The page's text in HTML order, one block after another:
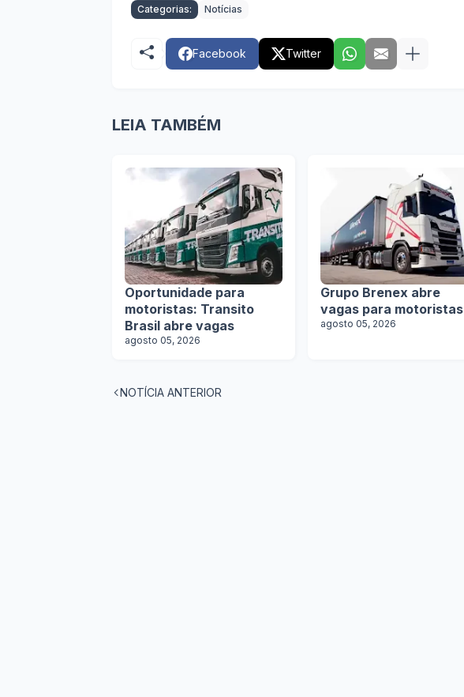
Categorias: Notícias
Facebook Twitter
LEIA TAMBÉM
Oportunidade para
motoristas: Transito
Brasil abre vagas
agosto 05, 2026
Grupo Brenex abre
vagas para motoristas
agosto 05, 2026
NOTÍCIA ANTERIOR